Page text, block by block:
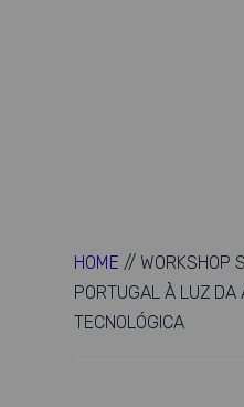
HOME // WORKSHOP
PORTUGAL À LUZ DA
TECNOLÓGICA